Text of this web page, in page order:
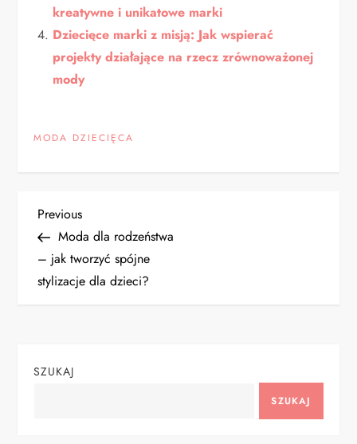
kreatywne i unikatowe marki
Dziecięce marki z misją: Jak wspierać
projekty działające na rzecz zrównoważonej
mody
MODA DZIECIĘCA
N
a
w
g
Previous
Post
Previous
Moda dla rodzeństwa
– jak tworzyć spójne
stylizacje dla dzieci?
SZUKAJ
SZUKAJ